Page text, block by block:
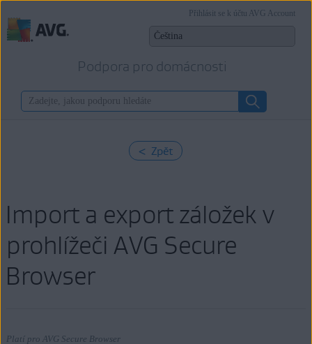
Podpora pro domácnosti
Přihlásit se k účtu AVG Account
< Zpět
Import a export záložek v
prohlížeči AVG Secure
Browser
Platí pro AVG Secure Browser